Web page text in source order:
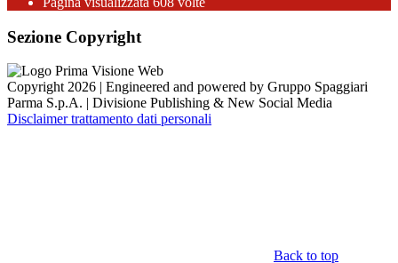
Sezione Copyright
Copyright 2026 | Engineered and powered by Gruppo Spaggiari
Parma S.p.A. | Divisione Publishing & New Social Media
Disclaimer trattamento dati personali
Back to top